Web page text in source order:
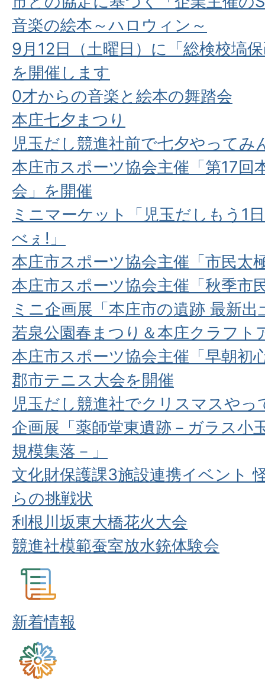
音楽の絵本～ハロウィン～
9月12日（土曜日）に「総検校塙
を開催します
0才からの音楽と絵本の舞踏会
本庄七夕まつり
児玉だし競進社前で七夕やってみ
本庄市スポーツ協会主催「第17回
会」を開催
ミニマーケット「児玉だしもう1
べぇ!」
本庄市スポーツ協会主催「市民太
本庄市スポーツ協会主催「秋季市
ミニ企画展「本庄市の遺跡 最新出
若泉公園春まつり＆本庄クラフト
本庄市スポーツ協会主催「早朝初
郡市テニス大会を開催
児玉だし競進社でクリスマスやっ
企画展「薬師堂東遺跡－ガラス小
規模集落－」
文化財保護課3施設連携イベント
らの挑戦状
利根川坂東大橋花火大会
競進社模範蚕室放水銃体験会
新着情報